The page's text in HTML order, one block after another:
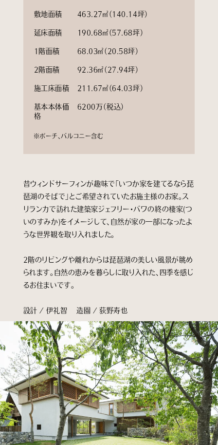
敷地面積 463.27㎡（140.14坪）
延床面積 190.68㎡（57.68坪）
1階面積 68.03㎡（20.58坪）
2階面積 92.36㎡（27.94坪）
施工床面積 211.67㎡（64.03坪）
基本本体価
格
6200万（税込）
※ポーチ、バルコニー含む
昔ウィンドサーフィンが趣味で「いつか家を建てるなら琵
琶湖のそばで」とご希望されていたお施主様のお家。ス
リランカで訪れた建築家ジェフリー・バワの終の棲家(つ
いのすみか)をイメージして、自然が家の一部になったよ
うな世界観を取り入れました。
2階のリビングや離れからは琵琶湖の美しい風景が眺め
られます。自然の恵みを暮らしに取り入れた、四季を感じ
るお住まいです。
設計 / 伊礼智 造園 / 荻野寿也